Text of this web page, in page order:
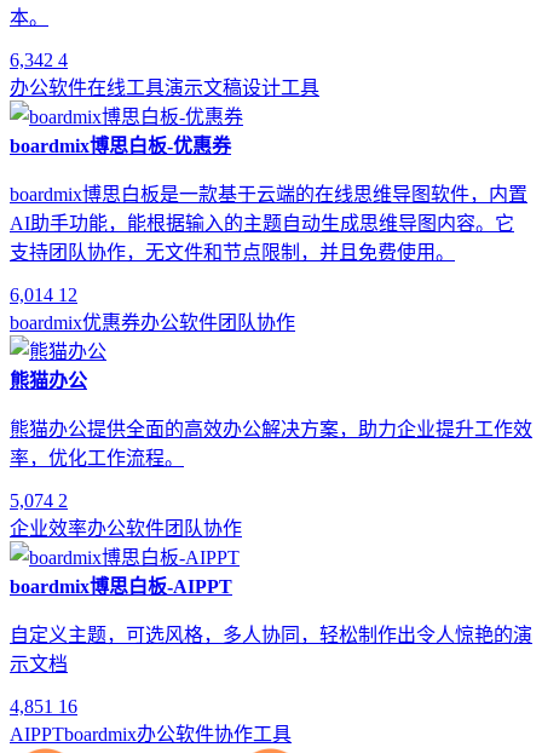
本。
6,342 4
办公软件在线工具演示文稿设计工具
boardmix博思白板-优惠券
boardmix博思白板是一款基于云端的在线思维导图软件，内置
AI助手功能，能根据输入的主题自动生成思维导图内容。它
支持团队协作，无文件和节点限制，并且免费使用。
6,014 12
boardmix优惠券办公软件团队协作
熊猫办公
熊猫办公提供全面的高效办公解决方案，助力企业提升工作效
率，优化工作流程。
5,074 2
企业效率办公软件团队协作
boardmix博思白板-AIPPT
自定义主题，可选风格，多人协同，轻松制作出令人惊艳的演
示文档
4,851 16
AIPPTboardmix办公软件协作工具